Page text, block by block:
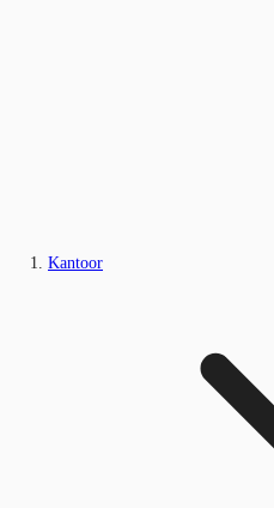
Kantoor